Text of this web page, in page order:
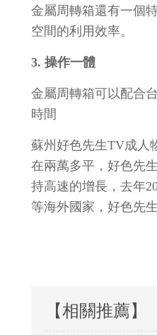
金屬周轉箱還有一個特
空間的利用效率。
3. 操作一體
金屬周轉箱可以配合台
時間
蘇州好色先生TV成人物
在兩萬多平，好色
持高速的增長，去年
等海外國家，好色先
【相關推薦】